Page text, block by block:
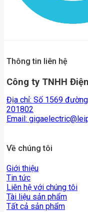
Thông tin liên hệ
Công ty TNHH
Địa chỉ: Số 1569
201802
Email:
Về chúng tôi
Giới thiệu
Tin tức
Liên hệ với chúng tôi
Tài liệu sản phẩm
Tất cả sản phẩm